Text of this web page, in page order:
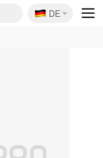
🇩🇪
DE